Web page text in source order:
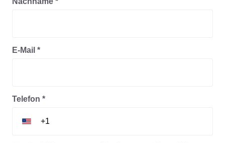
E-Mail *
Telefon *